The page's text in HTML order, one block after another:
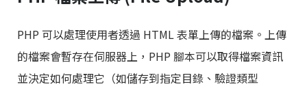
PHP 可以處理使用者透過 HTML 表單上傳的檔案。上傳
的檔案會暫存在伺服器上，PHP 腳本可以取得檔案資訊
並決定如何處理它（如儲存到指定目錄、驗證類型